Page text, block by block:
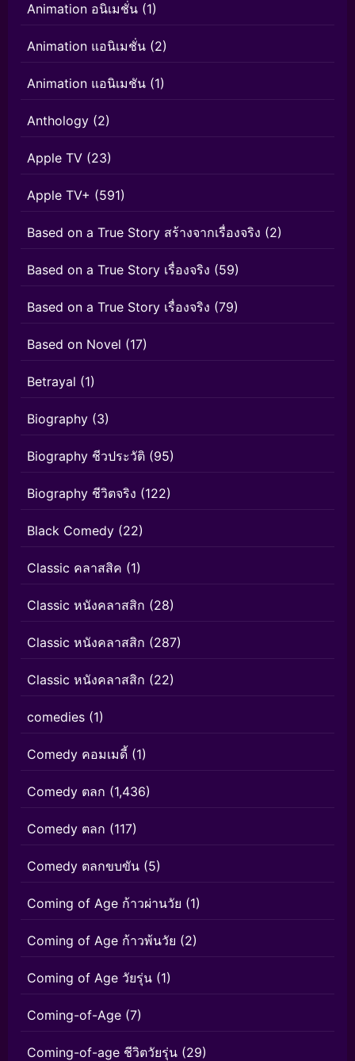
Animation อนิเมชั่น (1)
Animation แอนิเมชั่น (2)
Animation แอนิเมชัน (1)
Anthology (2)
Apple TV (23)
Apple TV+ (591)
Based on a True Story สร้างจากเรื่องจริง (2)
Based on a True Story เรื่องจริง (59)
Based on a True Story เรื่องจริง (79)
Based on Novel (17)
Betrayal (1)
Biography (3)
Biography ชีวประวัติ (95)
Biography ชีวิตจริง (122)
Black Comedy (22)
Classic คลาสสิค (1)
Classic หนังคลาสสิก (28)
Classic หนังคลาสสิก (287)
Classic หนังคลาสสิก (22)
comedies (1)
Comedy คอมเมดี้ (1)
Comedy ตลก (1,436)
Comedy ตลก (117)
Comedy ตลกขบขัน (5)
Coming of Age ก้าวผ่านวัย (1)
Coming of Age ก้าวพ้นวัย (2)
Coming of Age วัยรุ่น (1)
Coming-of-Age (7)
Coming-of-age ชีวิตวัยรุ่น (29)